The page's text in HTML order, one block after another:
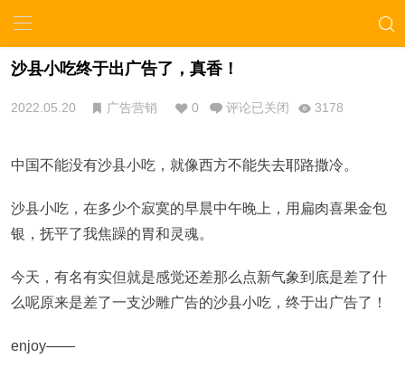
沙县小吃终于出广告了，真香！
2022.05.20 广告营销 0 评论已关闭 3178
中国不能没有沙县小吃，就像西方不能失去耶路撒冷。
沙县小吃，在多少个寂寞的早晨中午晚上，用扁肉喜果金包
银，抚平了我焦躁的胃和灵魂。
今天，有名有实但就是感觉还差那么点新气象到底是差了什
么呢原来是差了一支沙雕广告的沙县小吃，终于出广告了！
enjoy——